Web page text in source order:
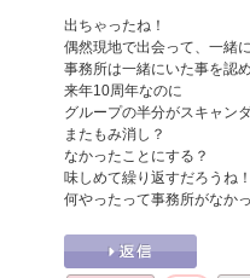
出ちゃったね！
偶然現地で出会って、一緒
事務所は一緒にいた事を認
来年10周年なのに
グループの半分がスキャン
またもみ消し？
なかったことにする？
味しめて繰り返すだろうね！
何やったって事務所がなか